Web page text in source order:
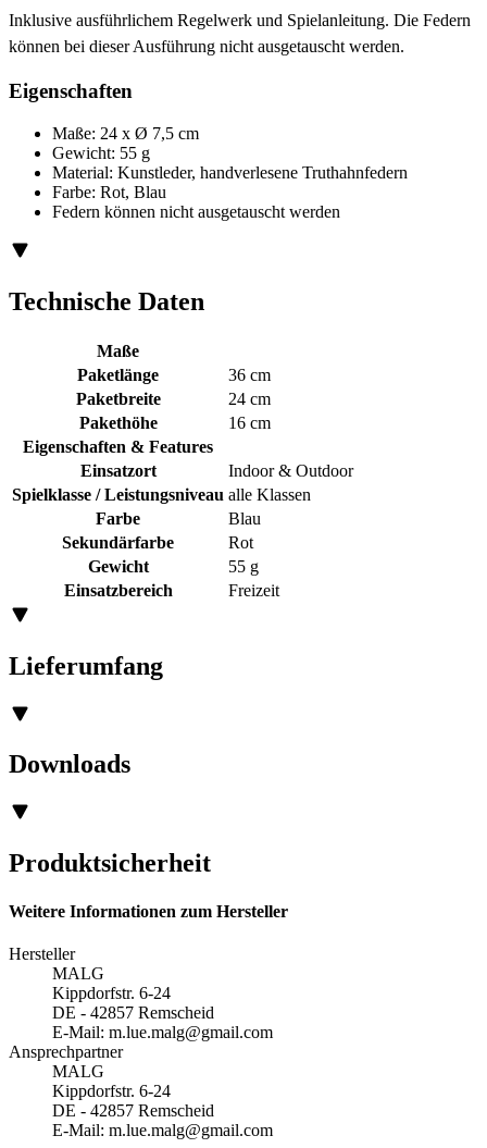
Inklusive ausführlichem Regelwerk und Spielanleitung. Die Federn
können bei dieser Ausführung nicht ausgetauscht werden.
Eigenschaften
Maße: 24 x Ø 7,5 cm
Gewicht: 55 g
Material: Kunstleder, handverlesene Truthahnfedern
Farbe: Rot, Blau
Federn können nicht ausgetauscht werden
Technische Daten
Maße
Paketlänge
36 cm
Paketbreite
24 cm
Pakethöhe
16 cm
Eigenschaften & Features
Einsatzort
Indoor & Outdoor
Spielklasse / Leistungsniveau alle Klassen
Farbe
Blau
Sekundärfarbe
Rot
Gewicht
55 g
Einsatzbereich
Freizeit
Lieferumfang
Downloads
Produktsicherheit
Weitere Informationen zum Hersteller
Hersteller
MALG
Kippdorfstr. 6-24
DE - 42857 Remscheid
E-Mail: m.lue.malg@gmail.com
Ansprechpartner
MALG
Kippdorfstr. 6-24
DE - 42857 Remscheid
E-Mail: m.lue.malg@gmail.com